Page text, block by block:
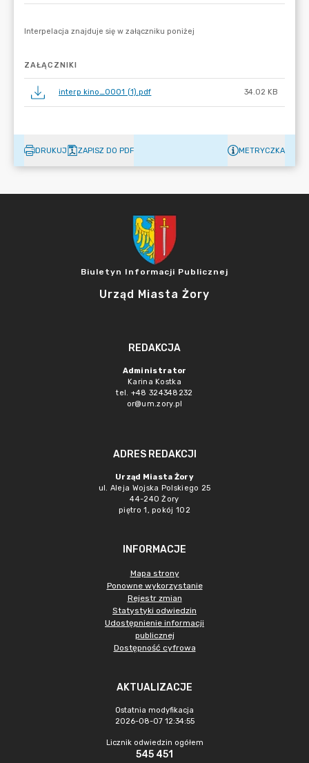
ZAŁĄCZNIKI
interp kino_0001 (1).pdf 34.02 KB
DRUKUJ ZAPISZ DO PDF METRYCZKA
Biuletyn Informacji Publicznej
Urząd Miasta Żory
REDAKCJA
Administrator
Karina Kostka
tel. +48 324348232
or@um.zory.pl
ADRES REDAKCJI
Urząd Miasta Żory
ul. Aleja Wojska Polskiego 25
44-240 Żory
piętro 1, pokój 102
INFORMACJE
Mapa strony
Ponowne wykorzystanie
Rejestr zmian
Statystyki odwiedzin
Udostępnienie informacji
publicznej
Dostępność cyfrowa
AKTUALIZACJE
Ostatnia modyfikacja
2026-08-07 12:34:55
Licznik odwiedzin ogółem
545 451